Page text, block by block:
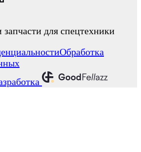
для спецтехники
Обработка